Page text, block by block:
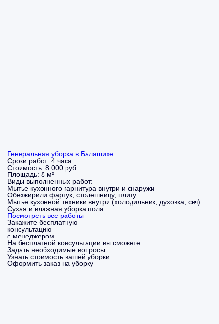
Генеральная уборка в Балашихе
Сроки работ: 4 часа
Стоимость: 8.000 руб
Площадь: 8 м²
Виды выполненных работ:
Мытье кухонного гарнитура внутри и снаружи
Обезжирили фартук, столешницу, плиту
Мытье кухонной техники внутри (холодильник, духовка, свч)
Сухая и влажная уборка пола
Посмотреть все работы
Закажите бесплатную
консультацию
с менеджером
На бесплатной консультации вы сможете:
Задать необходимые вопросы
Узнать стоимость вашей уборки
Оформить заказ на уборку